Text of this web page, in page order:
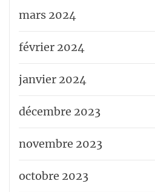
mars 2024
février 2024
janvier 2024
décembre 2023
novembre 2023
octobre 2023